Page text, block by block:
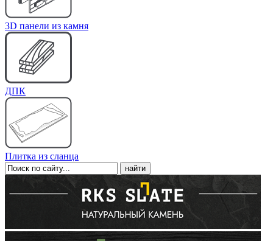
3D панели из камня
ДПК
Плитка из сланца